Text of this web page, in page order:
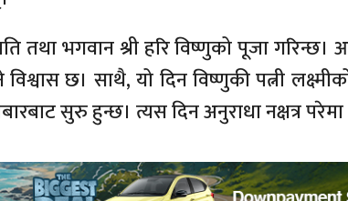
तथा भगवान श्री हरि विष्णुको पूजा
विश्वास छ। साथै, यो दिन विष्णुकी पत्नी
सुरु हुन्छ। त्यस दिन अनुराधा नक्षत्र परेमा